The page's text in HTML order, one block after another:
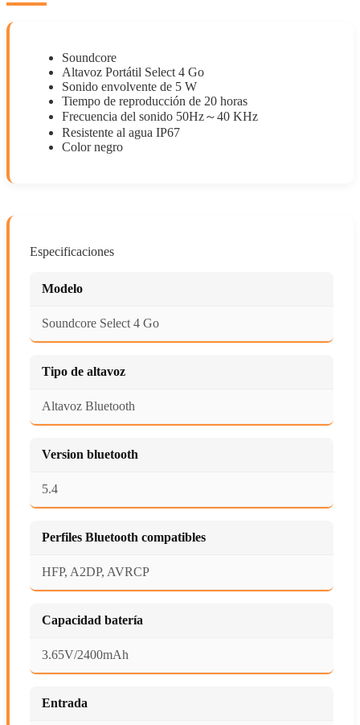
Soundcore
Altavoz Portátil Select 4 Go
Sonido envolvente de 5 W
Tiempo de reproducción de 20 horas
Frecuencia del sonido 50Hz～40 KHz
Resistente al agua IP67
Color negro
Especificaciones
Modelo
Soundcore Select 4 Go
Tipo de altavoz
Altavoz Bluetooth
Version bluetooth
5.4
Perfiles Bluetooth compatibles
HFP, A2DP, AVRCP
Capacidad batería
3.65V/2400mAh
Entrada